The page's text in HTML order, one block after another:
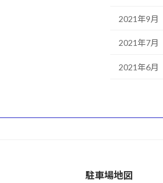
2021年9月
2021年7月
2021年6月
駐車場地図